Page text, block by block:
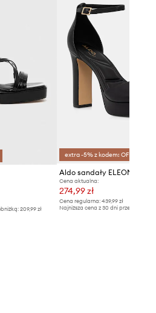
209,99 zł
extra -5% z kodem: OFF*
Aldo sandały ELEONIA
Cena aktualna:
274,99 zł
Cena regularna: 439,99 zł
Najniższa cena z 30 dni przed obniżką: